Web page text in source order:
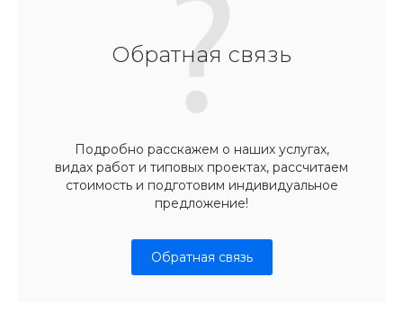
Обратная связь
Подробно расскажем о наших услугах,
видах работ и типовых проектах, рассчитаем
стоимость и подготовим индивидуальное
предложение!
Обратная связь